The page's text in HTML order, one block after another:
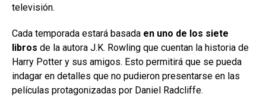
televisión.
Cada temporada estará basada en uno de los siete
libros de la autora J.K. Rowling que cuentan la historia de
Harry Potter y sus amigos. Esto permitirá que se pueda
indagar en detalles que no pudieron presentarse en las
películas protagonizadas por Daniel Radcliffe.